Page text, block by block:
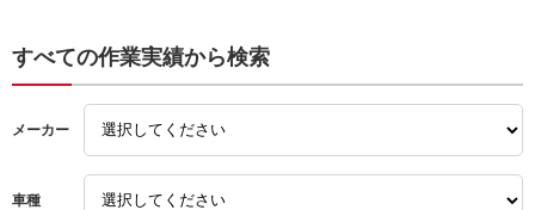
すべての作業実績から検索
メーカー
車種